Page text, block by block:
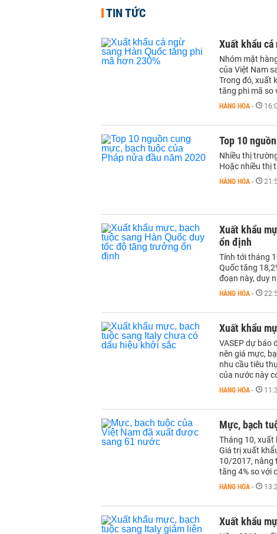
TIN TỨC
Xuất khẩu cá
Nhóm mặt
của Việt Nam
Trong đó, xuất
tăng phi mã so
HÀNG HÓA -
Top 10
Nhiều thị
Hoặc nhiều thị
HÀNG HÓA -
Xuất khẩu
ổn định
Tính tới tháng
Quốc tăng
đoạn này, duy
HÀNG HÓA -
Xuất khẩu
VASEP dự báo
nên giá mực,
nhu cầu tiêu
của nước này
HÀNG HÓA -
Mực, bạch
Tháng 10,
Giá trị xuất
10/2017, nâng
tăng 4% so với
HÀNG HÓA -
Xuất khẩu